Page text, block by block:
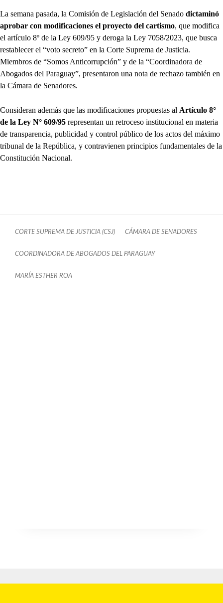
La semana pasada, la Comisión de Legislación del Senado dictaminó
aprobar con modificaciones el proyecto del cartismo, que modifica
el artículo 8º de la Ley 609/95 y deroga la Ley 7058/2023, que busca
restablecer el “voto secreto” en la Corte Suprema de Justicia.
Miembros de “Somos Anticorrupción” y de la “Coordinadora de
Abogados del Paraguay”, presentaron una nota de rechazo también en
la Cámara de Senadores.
Consideran además que las modificaciones propuestas al Artículo 8°
de la Ley N° 609/95 representan un retroceso institucional en materia
de transparencia, publicidad y control público de los actos del máximo
tribunal de la República, y contravienen principios fundamentales de la
Constitución Nacional.
CORTE SUPREMA DE JUSTICIA (CSJ) CÁMARA DE SENADORES
COORDINADORA DE ABOGADOS DEL PARAGUAY
MARÍA ESTHER ROA